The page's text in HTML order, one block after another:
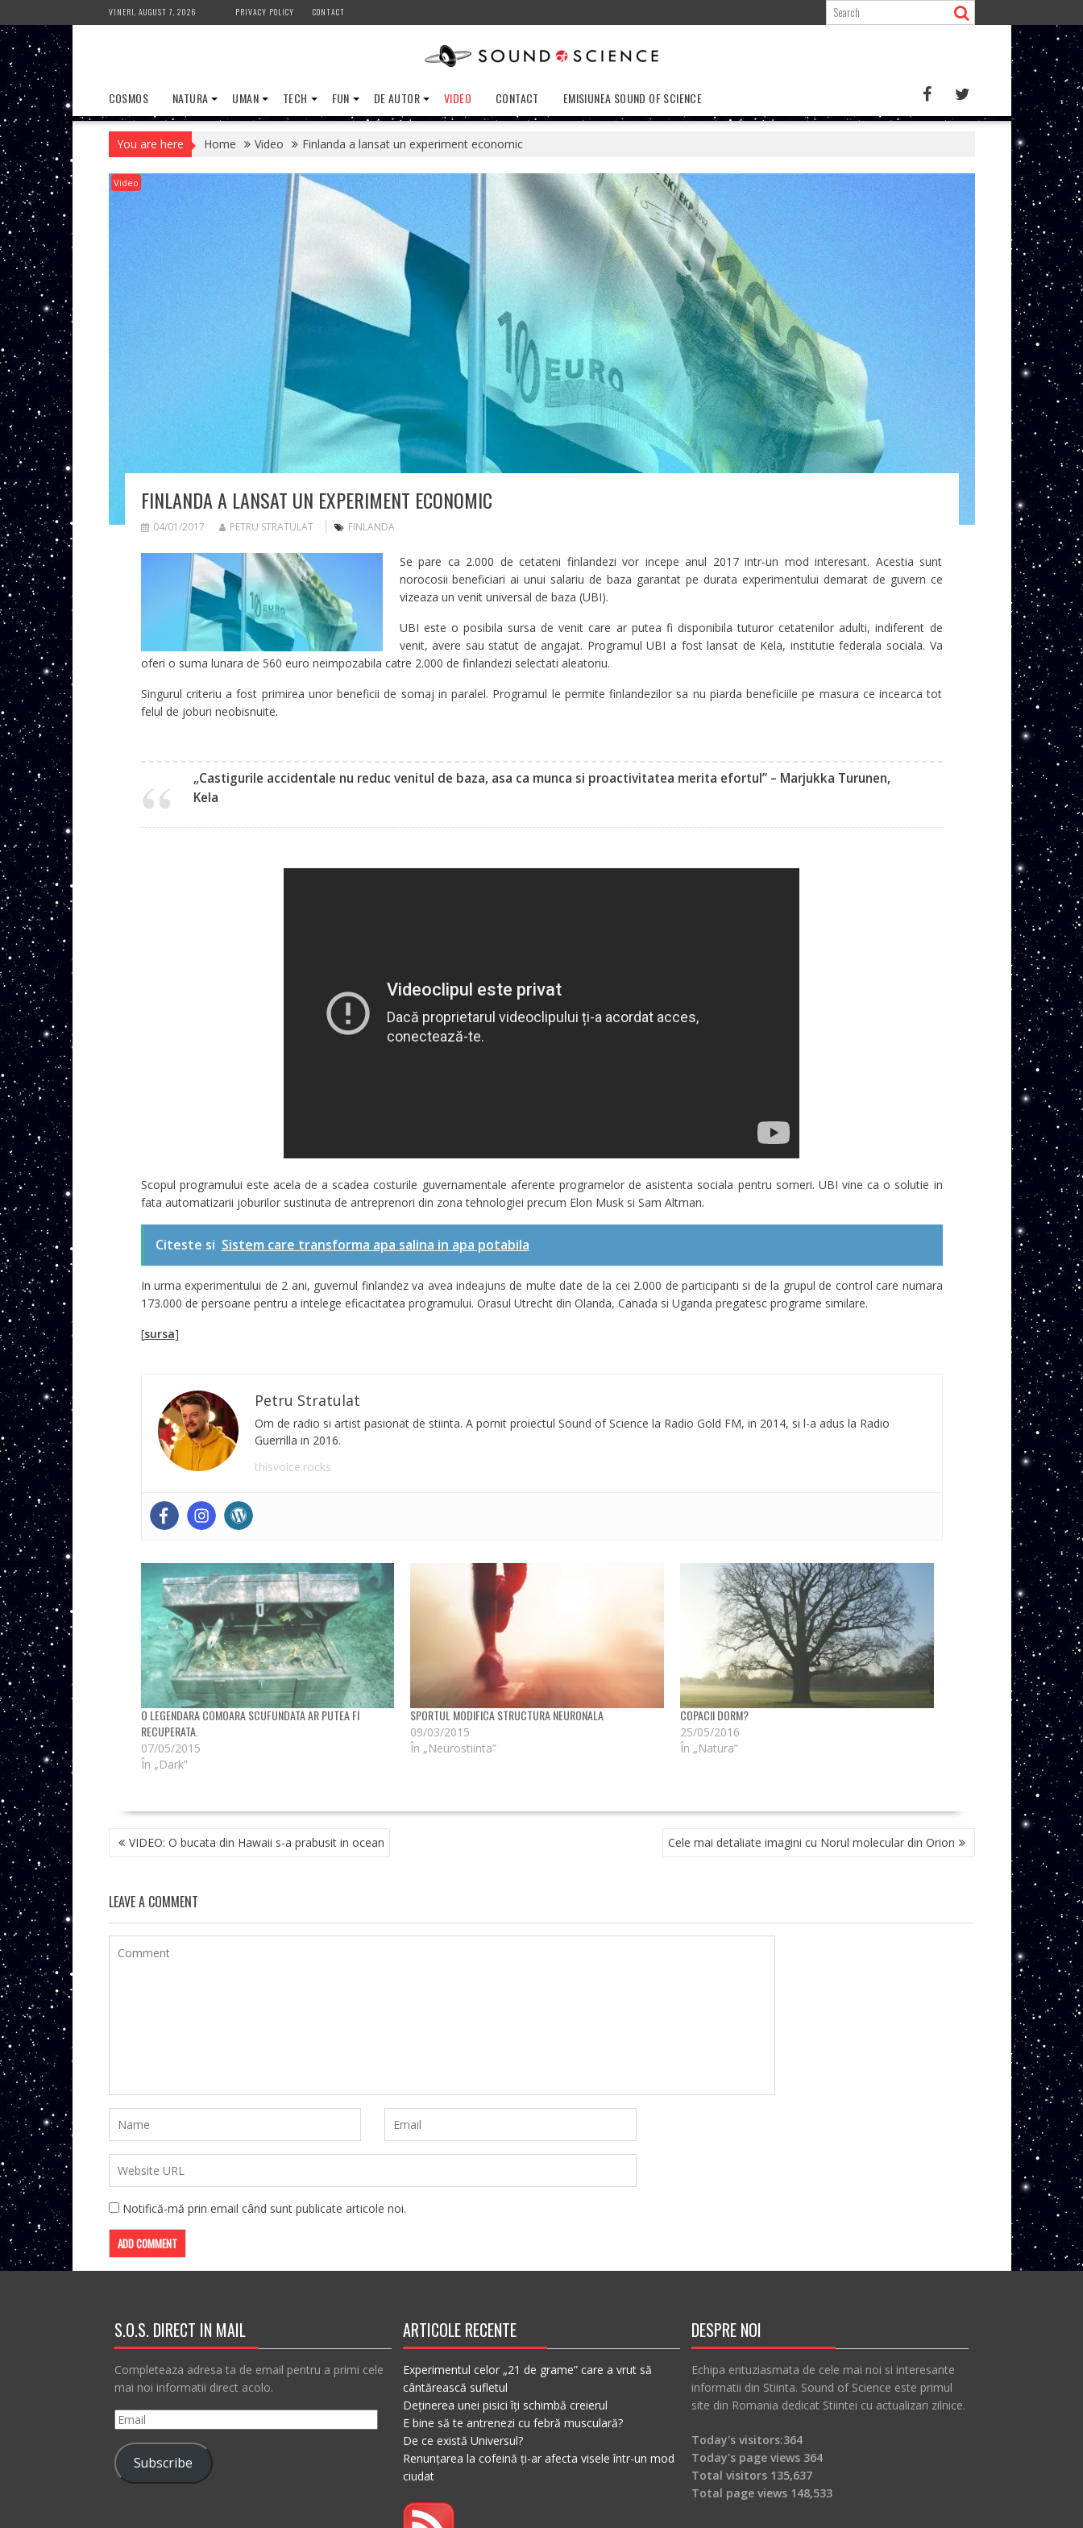
to
content
VINERI, AUGUST 7, 2026 PRIVACY POLICY CONTACT
COSMOS NATURA UMAN TECH FUN DE AUTOR VIDEO CONTACT EMISIUNEA SOUND OF SCIENCE
You are here Home Video Finlanda a lansat un experiment economic
Video
FINLANDA A LANSAT UN EXPERIMENT ECONOMIC
04/01/2017 PETRU STRATULAT FINLANDA
Se pare ca 2.000 de cetateni finlandezi vor incepe anul 2017 intr-un mod interesant. Acestia sunt
norocosii beneficiari ai unui salariu de baza garantat pe durata experimentului demarat de guvern ce
vizeaza un venit universal de baza (UBI).
UBI este o posibila sursa de venit care ar putea fi disponibila tuturor cetatenilor adulti, indiferent de
venit, avere sau statut de angajat. Programul UBI a fost lansat de Kela, institutie federala sociala. Va
oferi o suma lunara de 560 euro neimpozabila catre 2.000 de finlandezi selectati aleatoriu.
Singurul criteriu a fost primirea unor beneficii de somaj in paralel. Programul le permite finlandezilor sa nu piarda beneficiile pe masura ce incearca tot
felul de joburi neobisnuite.
„Castigurile accidentale nu reduc venitul de baza, asa ca munca si proactivitatea merita efortul” – Marjukka Turunen,
Kela
Scopul programului este acela de a scadea costurile guvernamentale aferente programelor de asistenta sociala pentru someri. UBI vine ca o solutie in
fata automatizarii joburilor sustinuta de antreprenori din zona tehnologiei precum Elon Musk si Sam Altman.
Citeste si Sistem care transforma apa salina in apa potabila
In urma experimentului de 2 ani, guvernul finlandez va avea indeajuns de multe date de la cei 2.000 de participanti si de la grupul de control care numara
173.000 de persoane pentru a intelege eficacitatea programului. Orasul Utrecht din Olanda, Canada si Uganda pregatesc programe similare.
[sursa]
Petru Stratulat
Om de radio si artist pasionat de stiinta. A pornit proiectul Sound of Science la Radio Gold FM, in 2014, si l-a adus la Radio
Guerrilla in 2016.
thisvoice.rocks
O LEGENDARA COMOARA SCUFUNDATA AR PUTEA FI
RECUPERATA.
07/05/2015
În „Dark”
SPORTUL MODIFICA STRUCTURA NEURONALA
09/03/2015
În „Neurostiinta”
COPACII DORM?
25/05/2016
În „Natura”
NAVIGARE
ÎN VIDEO: O bucata din Hawaii s-a prabusit in ocean Cele mai detaliate imagini cu Norul molecular din Orion
LEAVE A COMMENT
Notifică-mă prin email când sunt publicate articole noi.
S.O.S. DIRECT IN MAIL
Completeaza adresa ta de email pentru a primi cele
mai noi informatii direct acolo.
Email
Subscribe
ARTICOLE RECENTE
Experimentul celor „21 de grame” care a vrut să
cântărească sufletul
Deținerea unei pisici îți schimbă creierul
E bine să te antrenezi cu febră musculară?
De ce există Universul?
Renunțarea la cofeină ți-ar afecta visele într-un mod
ciudat
DESPRE NOI
Echipa entuziasmata de cele mai noi si interesante
informatii din Stiinta. Sound of Science este primul
site din Romania dedicat Stiintei cu actualizari zilnice.
Today's visitors:364
Today's page views 364
Total visitors 135,637
Total page views 148,533